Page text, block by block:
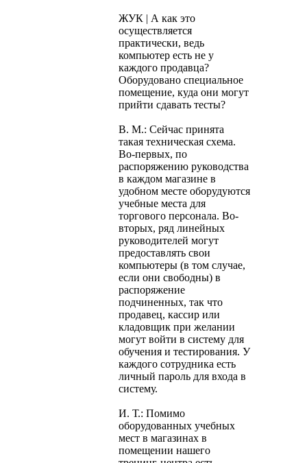
ЖУК | А как это
осуществляется
практически, ведь
компьютер есть не у
каждого продавца?
Оборудовано специальное
помещение, куда они могут
прийти сдавать тесты?
В. М.: Сейчас принята
такая техническая схема.
Во-первых, по
распоряжению руководства
в каждом магазине в
удобном месте оборудуются
учебные места для
торгового персонала. Во-
вторых, ряд линейных
руководителей могут
предоставлять свои
компьютеры (в том случае,
если они свободны) в
распоряжение
подчиненных, так что
продавец, кассир или
кладовщик при желании
могут войти в систему для
обучения и тестирования. У
каждого сотрудника есть
личный пароль для входа в
систему.
И. Т.: Помимо
оборудованных учебных
мест в магазинах в
помещении нашего